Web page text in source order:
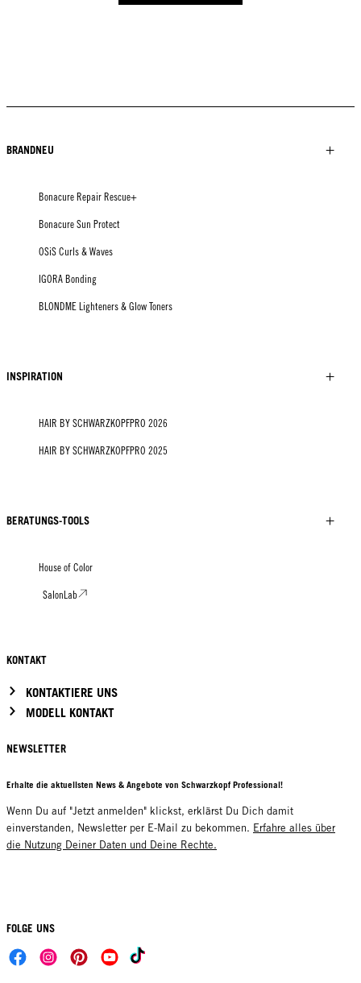
BRANDNEU
Bonacure Repair Rescue+
Bonacure Sun Protect
OSiS Curls & Waves
IGORA Bonding
BLONDME Lighteners & Glow Toners
INSPIRATION
HAIR BY SCHWARZKOPFPRO 2026
HAIR BY SCHWARZKOPFPRO 2025
BERATUNGS-TOOLS
House of Color
SalonLab
KONTAKT
KONTAKTIERE UNS
MODELL KONTAKT
NEWSLETTER
Erhalte die aktuellsten News & Angebote von Schwarzkopf Professional!
Wenn Du auf "Jetzt anmelden" klickst, erklärst Du Dich damit
einverstanden, Newsletter per E-Mail zu bekommen. Erfahre alles über
die Nutzung Deiner Daten und Deine Rechte.
FOLGE UNS